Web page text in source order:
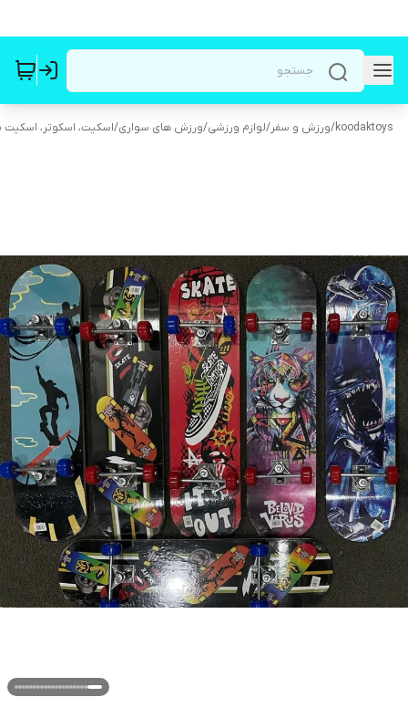
koodaktoys
/ورزش و سفر/لوازم ورزشی/ورزش های سواری/اسکیت، اسکوتر، اسکیت